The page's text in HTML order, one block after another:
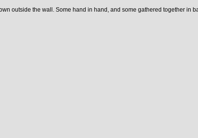
outside the wall. Some hand in hand, and some gathered together in